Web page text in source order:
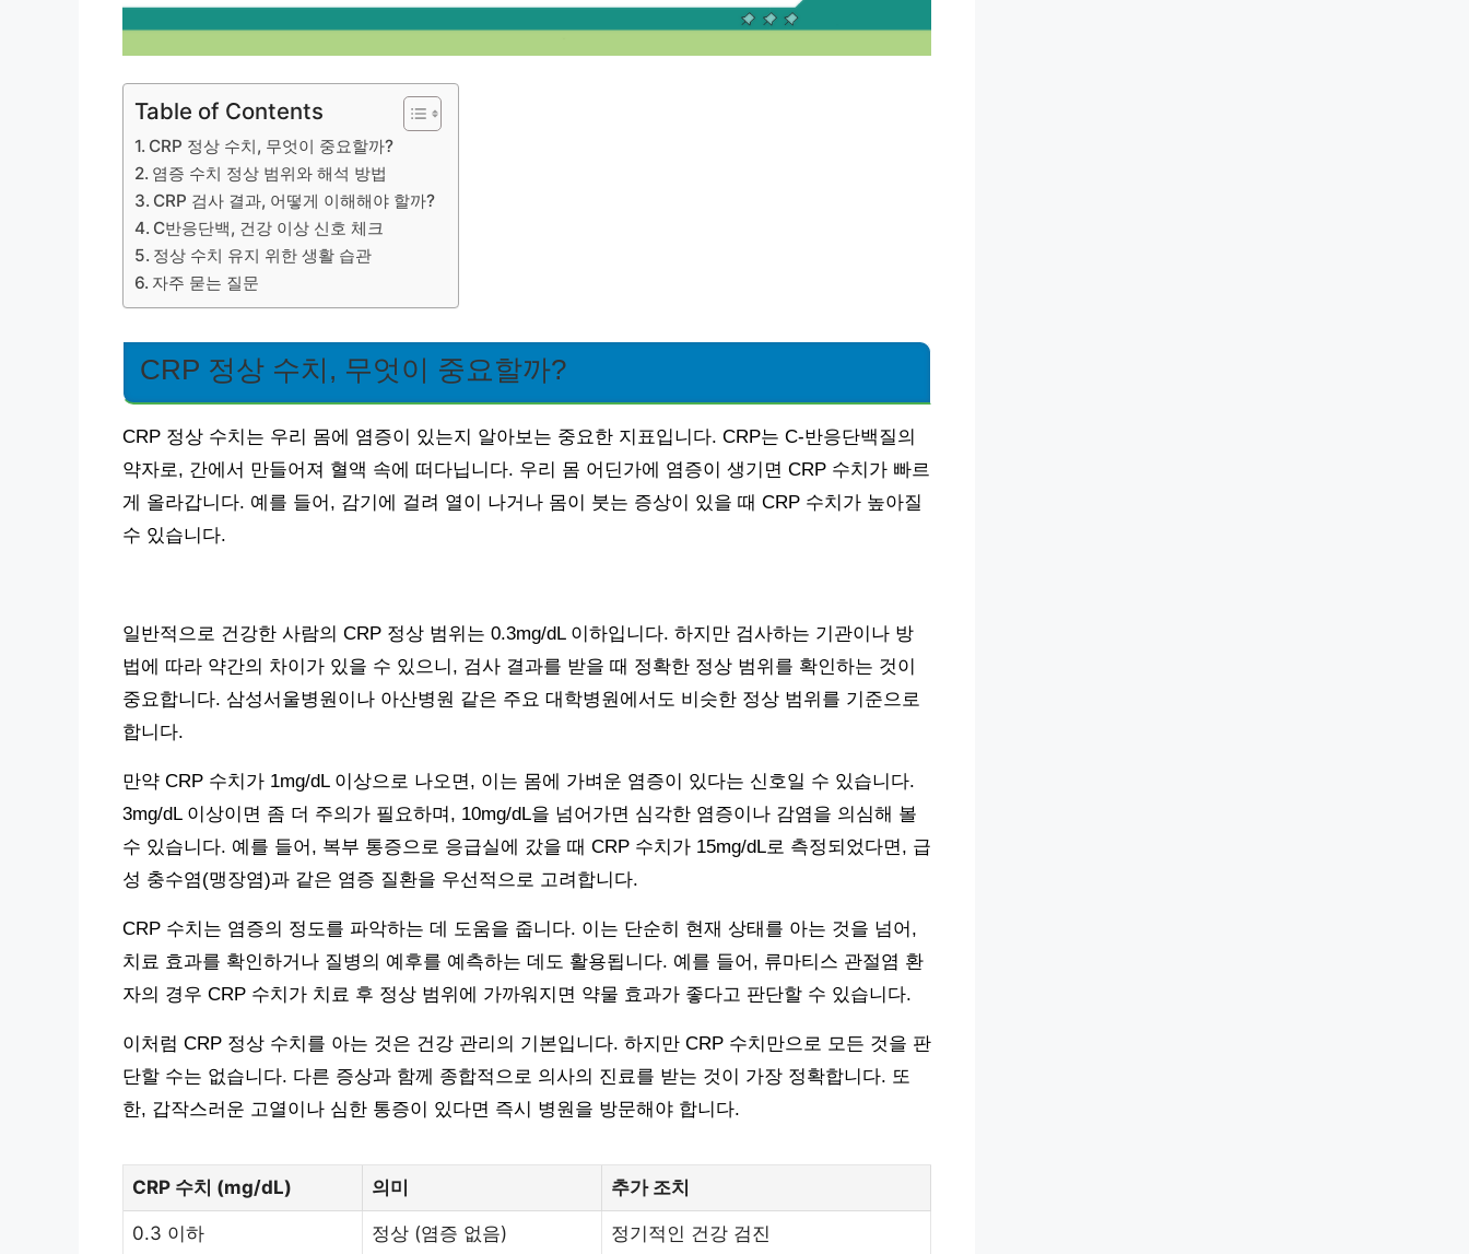
Table of Contents
CRP 정상 수치, 무엇이 중요할까?
염증 수치 정상 범위와 해석 방법
CRP 검사 결과, 어떻게 이해해야 할까?
C반응단백, 건강 이상 신호 체크
정상 수치 유지 위한 생활 습관
자주 묻는 질문
CRP 정상 수치, 무엇이 중요할까?
CRP 정상 수치는 우리 몸에 염증이 있는지 알아보는 중요한 지표입니다. CRP는 C-반응단백질의
약자로, 간에서 만들어져 혈액 속에 떠다닙니다. 우리 몸 어딘가에 염증이 생기면 CRP 수치가 빠르
게 올라갑니다. 예를 들어, 감기에 걸려 열이 나거나 몸이 붓는 증상이 있을 때 CRP 수치가 높아질
수 있습니다.
일반적으로 건강한 사람의 CRP 정상 범위는 0.3mg/dL 이하입니다. 하지만 검사하는 기관이나 방
법에 따라 약간의 차이가 있을 수 있으니, 검사 결과를 받을 때 정확한 정상 범위를 확인하는 것이
중요합니다. 삼성서울병원이나 아산병원 같은 주요 대학병원에서도 비슷한 정상 범위를 기준으로
합니다.
만약 CRP 수치가 1mg/dL 이상으로 나오면, 이는 몸에 가벼운 염증이 있다는 신호일 수 있습니다.
3mg/dL 이상이면 좀 더 주의가 필요하며, 10mg/dL을 넘어가면 심각한 염증이나 감염을 의심해 볼
수 있습니다. 예를 들어, 복부 통증으로 응급실에 갔을 때 CRP 수치가 15mg/dL로 측정되었다면, 급
성 충수염(맹장염)과 같은 염증 질환을 우선적으로 고려합니다.
CRP 수치는 염증의 정도를 파악하는 데 도움을 줍니다. 이는 단순히 현재 상태를 아는 것을 넘어,
치료 효과를 확인하거나 질병의 예후를 예측하는 데도 활용됩니다. 예를 들어, 류마티스 관절염 환
자의 경우 CRP 수치가 치료 후 정상 범위에 가까워지면 약물 효과가 좋다고 판단할 수 있습니다.
이처럼 CRP 정상 수치를 아는 것은 건강 관리의 기본입니다. 하지만 CRP 수치만으로 모든 것을 판
단할 수는 없습니다. 다른 증상과 함께 종합적으로 의사의 진료를 받는 것이 가장 정확합니다. 또
한, 갑작스러운 고열이나 심한 통증이 있다면 즉시 병원을 방문해야 합니다.
CRP 수치 (mg/dL) 의미 추가 조치
0.3 이하 정상 (염증 없음) 정기적인 건강 검진